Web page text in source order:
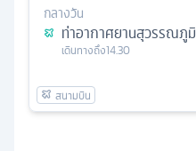
กลางวัน
ท่าอากาศยานสุวรรณภูมิ
เดินทางถึง14.30